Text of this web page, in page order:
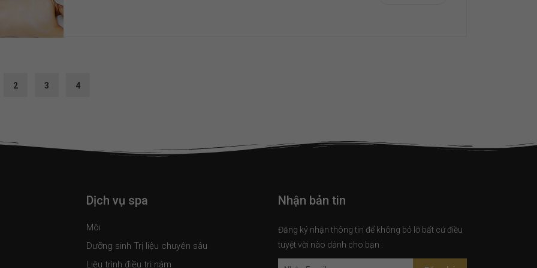
2 3 4
Dịch vụ spa
Môi
Dưỡng sinh Trị liệu chuyên sâu
Liệu trình điều trị nám
Nhận bản tin
Đăng ký nhận thông tin để không bỏ lỡ bất cứ điều
tuyệt vời nào dành cho bạn :